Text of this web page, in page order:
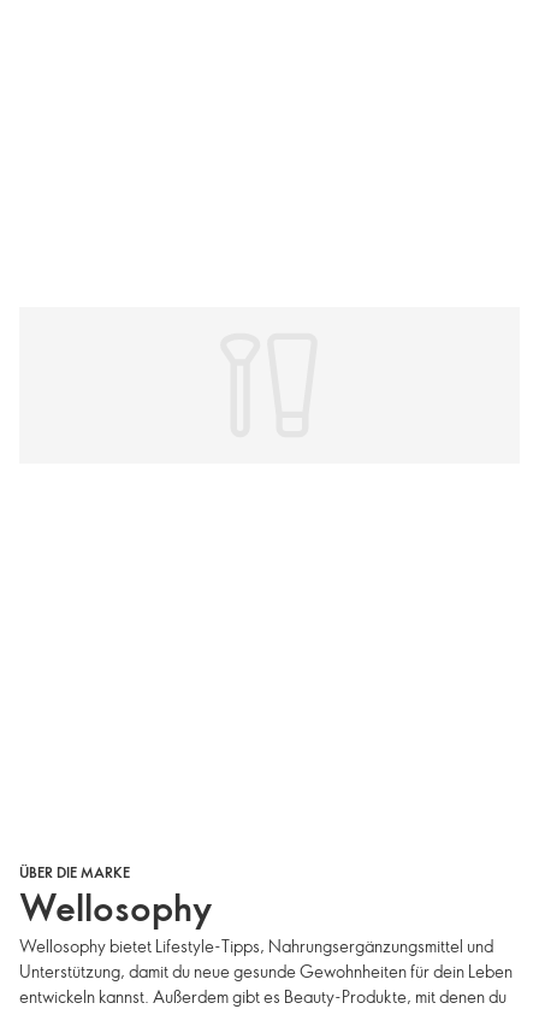
ÜBER DIE MARKE
Wellosophy
Wellosophy bietet Lifestyle-Tipps, Nahrungsergänzungsmittel und
Unterstützung, damit du neue gesunde Gewohnheiten für dein Leben
entwickeln kannst. Außerdem gibt es Beauty-Produkte, mit denen du